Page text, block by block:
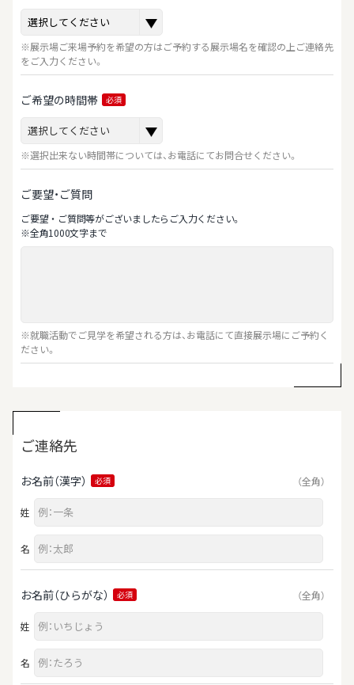
※展示場ご来場予約を希望の方はご予約する展示場名を確認の上ご連絡先
をご入力ください。
ご希望の時間帯 必須
※選択出来ない時間帯については、お電話にてお問合せください。
ご要望・ご質問
ご要望‧ご質問等がございましたらご⼊⼒ください。
※全⾓1000⽂字まで
※就職活動でご見学を希望される方は、お電話にて直接展示場にご予約く
ださい。
ご連絡先
お名前（漢字） 必須 （全角）
姓
名
お名前（ひらがな） 必須 （全角）
姓
名